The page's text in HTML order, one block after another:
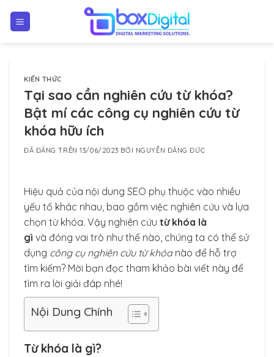
đến
KIẾN THỨC
Tại sao cần nghiên cứu từ khóa?
Bật mí các công cụ nghiên cứu từ
khóa hữu ích
ĐÃ ĐĂNG TRÊN13/06/2023 BỞI NGUYỄN ĐĂNG ĐỨC
Hiệu quả của nội dung SEO phụ thuộc vào nhiều
yếu tố khác nhau, bao gồm việc nghiên cứu và lựa
chọn từ khóa. Vậy nghiên cứu từ khóa là
gì và đóng vai trò như thế nào, chúng ta có thể sử
dụng công cụ nghiên cứu từ khóanào để hỗ trợ
tìm kiếm? Mời bạn đọc tham khảo bài viết này để
tìm ra lời giải đáp nhé!
Nội Dung Chính
Từ khóa là gì?